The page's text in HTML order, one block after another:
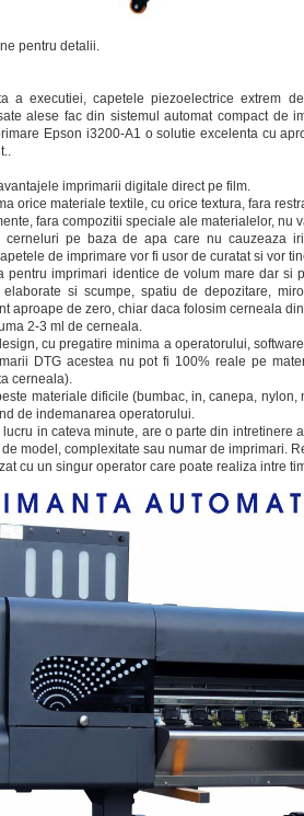
pentru detalii.
a executiei, capetele piezoelectrice extrem
alese fac din sistemul automat compact de
Epson i3200-A1 o solutie excelenta cu
imprimarii digitale direct pe film.
orice materiale textile, cu orice textura, fara
fara compozitii speciale ale materialelor, nu
cerneluri pe baza de apa care nu cauzeaza
de imprimare vor fi usor de curatat si vor
pentru imprimari identice de volum mare dar
elaborate si scumpe, spatiu de depozitare,
aproape de zero, chiar daca folosim cerneala
2-3 ml de cerneala.
cu pregatire minima a operatorului,
DTG acestea nu pot fi 100% reale pe
cerneala).
materiale dificile (bumbac, in, canepa,
de indemanarea operatorului.
in cateva minute, are o parte din intretinere
model, complexitate sau numar de imprimari.
cu un singur operator care poate realiza intre